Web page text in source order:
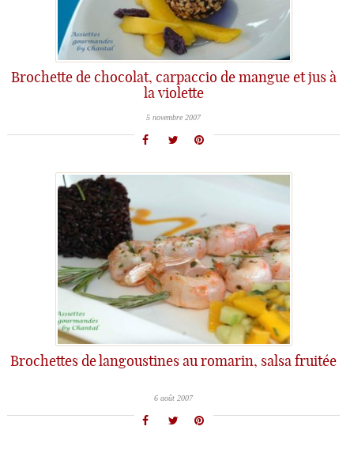
Brochette de chocolat, carpaccio de mangue et jus à
la violette
5 novembre 2007
Brochettes de langoustines au romarin, salsa fruitée
6 août 2007